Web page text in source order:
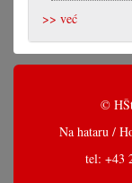
>> već
©
Na hataru /
tel: +43